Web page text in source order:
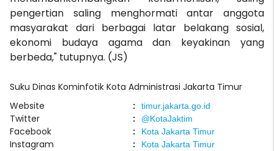
pengertian saling menghormati antar anggota
masyarakat dari berbagai latar belakang sosial,
ekonomi budaya agama dan keyakinan yang
berbeda," tutupnya. (JS)
Suku Dinas Kominfotik Kota Administrasi Jakarta Timur
Website
: timur.jakarta.go.id
Twitter : @KotaJaktim
Facebook : Kota Jakarta Timur
Instagram : Kota Jakarta Timur